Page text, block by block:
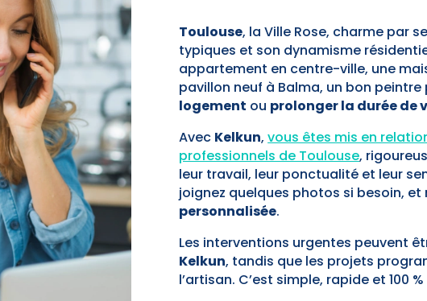
Toulouse, la Ville Rose, charme par
typiques et son dynamisme
appartement en centre-ville, une
pavillon neuf à Balma, un bon
logement ou prolonger la durée de
Avec Kelkun,vous êtes mis en
professionnels de Toulouse,
leur travail, leur ponctualité et leur
joignez quelques photos si besoin,
personnalisée.
Les interventions urgentes peuvent
Kelkun, tandis que les projets
l’artisan. C’est simple, rapide et 100